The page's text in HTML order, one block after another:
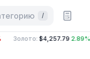
/
Золото:$4,257.79 2.89%